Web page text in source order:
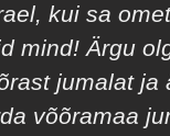
kui sa
mind! Ärgu
jumalat ja
võõramaa